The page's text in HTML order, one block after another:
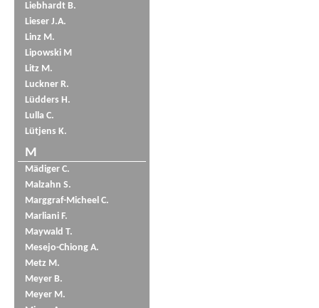
Liebhardt B.
Lieser J.A.
Linz M.
Lipowski M
Litz M.
Luckner R.
Lüdders H.
Lulla C.
Lütjens K.
M
Mädiger C.
Malzahn S.
Marggraf-Micheel C.
Marliani F.
Maywald T.
Mesejo-Chiong A.
Metz M.
Meyer B.
Meyer M.